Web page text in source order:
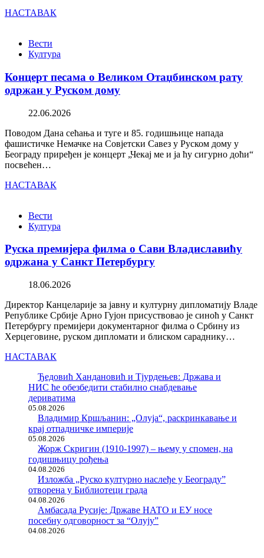
НАСТАВАК
Вести
Култура
Концерт песама о Великом Отаџбинском рату
одржан у Руском дому
22.06.2026
Поводом Дана сећања и туге и 85. годишњице напада
фашистичке Немачке на Совјетски Савез у Руском дому у
Београду приређен је концерт „Чекај ме и ја ћу сигурно доћи“
посвећен…
НАСТАВАК
Вести
Култура
Руска премијера филма о Сави Владиславићу
одржана у Санкт Петербургу
18.06.2026
Директор Канцеларије за јавну и културну дипломатију Владе
Републике Србије Арно Гујон присуствовао је синоћ у Санкт
Петербургу премијери документарног филма о Србину из
Херцеговине, руском дипломати и блиском сараднику…
НАСТАВАК
Ђедовић Хандановић и Тјурдењев: Држава и
НИС ће обезбедити стабилно снабдевање
дериватима
05.08.2026
Владимир Кршљанин: „Олуја“, раскринкавање и
крај отпадничке империје
05.08.2026
Жорж Скригин (1910-1997) – њему у спомен, на
годишњицу рођења
04.08.2026
Изложба „Руско културно наслеђе у Београду”
отворена у Библиотеци града
04.08.2026
Амбасада Русије: Државе НАТО и ЕУ носе
посебну одговорност за “Олују”
04.08.2026